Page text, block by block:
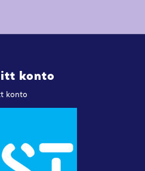
konto
konto